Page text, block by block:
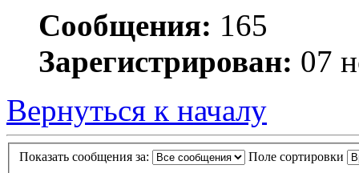
Сообщения: 165
Зарегистрирован: 07
Вернуться к началу
Показать сообщения за: Поле сортировки